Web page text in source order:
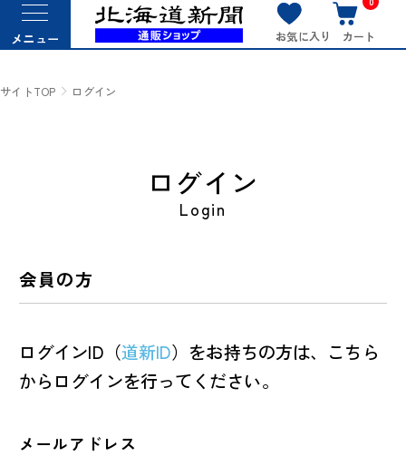
メニュー お気に入り カート
サイトTOP ログイン
ログイン
Login
会員の方
ログインID（道新ID）をお持ちの方は、こちら
からログインを行ってください。
メールアドレス